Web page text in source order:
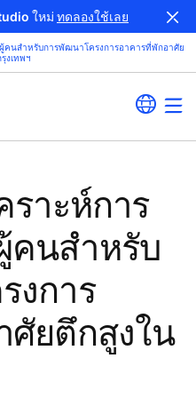
ใหม่ ทดลองใช้เลย
คนสำหรับการพัฒนาโครงการอาคารที่พักอาศัย
งเทพฯ
ราะห์การ
คนสำหรับ
งการ
ศัยตึกสูงใน